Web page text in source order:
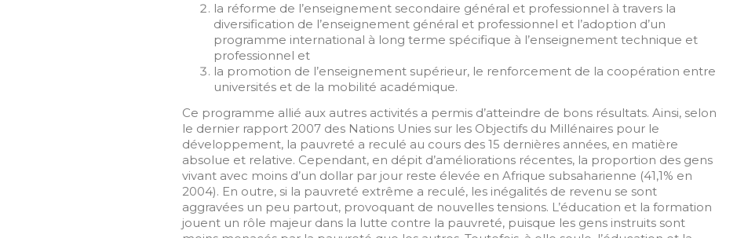
la réforme de l’enseignement secondaire général et professionnel à travers la
diversification de l’enseignement général et professionnel et l’adoption d’un
programme international à long terme spécifique à l’enseignement technique et
professionnel et
la promotion de l’enseignement supérieur, le renforcement de la coopération entre
universités et de la mobilité académique.
Ce programme allié aux autres activités a permis d’atteindre de bons résultats. Ainsi, selon
le dernier rapport 2007 des Nations Unies sur les Objectifs du Millénaires pour le
développement, la pauvreté a reculé au cours des 15 dernières années, en matière
absolue et relative. Cependant, en dépit d’améliorations récentes, la proportion des gens
vivant avec moins d’un dollar par jour reste élevée en Afrique subsaharienne (41,1% en
2004). En outre, si la pauvreté extrême a reculé, les inégalités de revenu se sont
aggravées un peu partout, provoquant de nouvelles tensions. L’éducation et la formation
jouent un rôle majeur dans la lutte contre la pauvreté, puisque les gens instruits sont